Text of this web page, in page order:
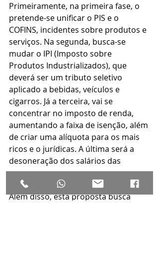
Primeiramente, na primeira fase, o
pretende-se unificar o PIS e o
COFINS, incidentes sobre produtos e
serviços. Na segunda, busca-se
mudar o IPI (Imposto sobre
Produtos Industrializados), que
deverá ser um tributo seletivo
aplicado a bebidas, veículos e
cigarros. Já a terceira, vai se
concentrar no imposto de renda,
aumentando a faixa de isenção, além
de criar uma alíquota para os mais
ricos e o jurídicas. A última será a
desoneração dos salários das
empresas.
Além disso, está proposta busca